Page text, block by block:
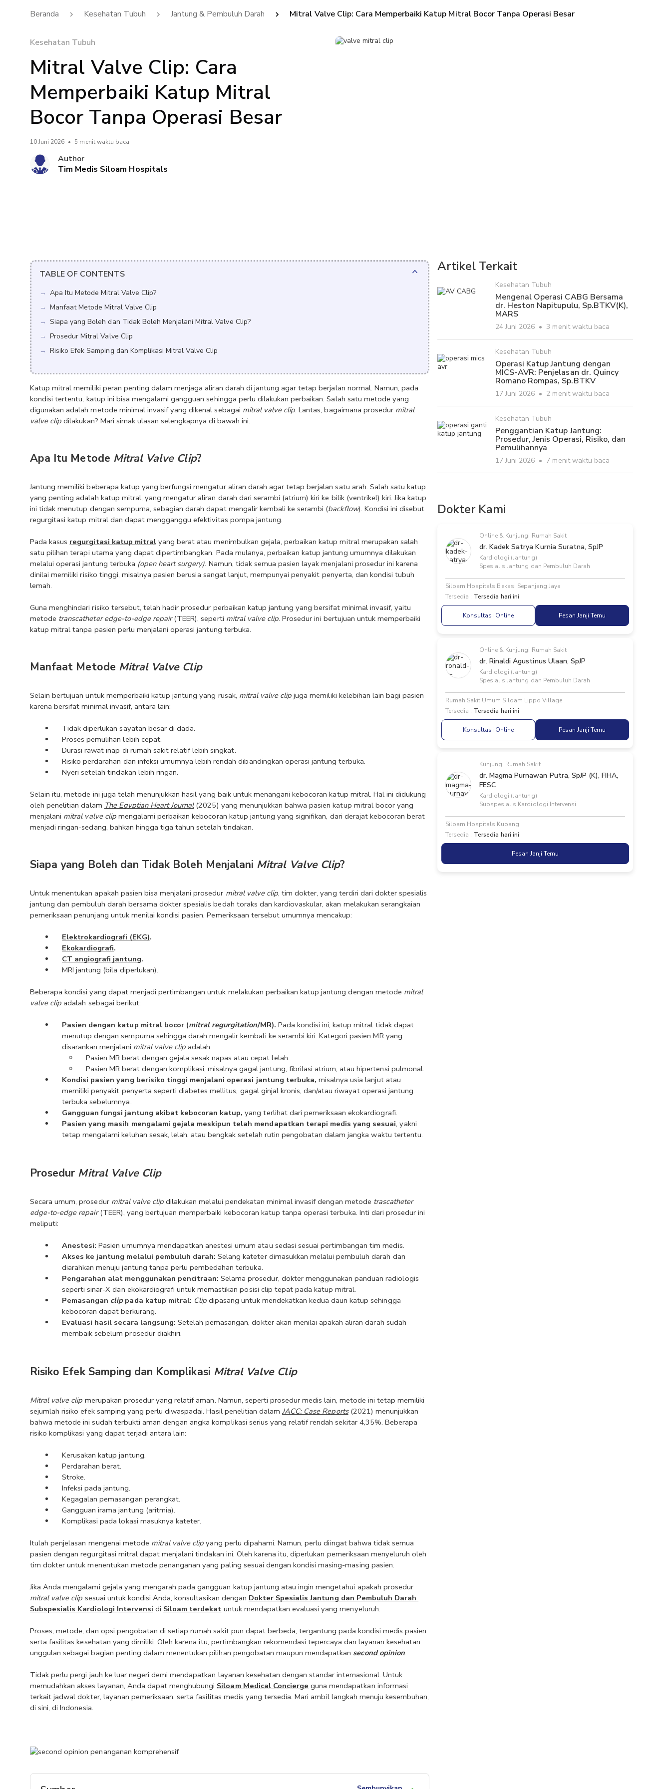
Beranda Kesehatan Tubuh Jantung & Pembuluh Darah Mitral Valve Clip: Cara Memperbaiki Katup Mitral Bocor Tanpa Operasi Besar
Kesehatan Tubuh
Mitral Valve Clip: Cara
Memperbaiki Katup Mitral
Bocor Tanpa Operasi Besar
10 Juni 2026 • 5 menit waktu baca
Author
Tim Medis Siloam Hospitals
TABLE OF CONTENTS
Apa Itu Metode Mitral Valve Clip?
Manfaat Metode Mitral Valve Clip
Siapa yang Boleh dan Tidak Boleh Menjalani Mitral Valve Clip?
Prosedur Mitral Valve Clip
Risiko Efek Samping dan Komplikasi Mitral Valve Clip
Katup mitral memiliki peran penting dalam menjaga aliran darah di jantung agar tetap berjalan normal. Namun, pada
kondisi tertentu, katup ini bisa mengalami gangguan sehingga perlu dilakukan perbaikan. Salah satu metode yang
digunakan adalah metode minimal invasif yang dikenal sebagai mitral valve clip. Lantas, bagaimana prosedur mitral
valve clip dilakukan? Mari simak ulasan selengkapnya di bawah ini.
Apa Itu Metode Mitral Valve Clip?
Jantung memiliki beberapa katup yang berfungsi mengatur aliran darah agar tetap berjalan satu arah. Salah satu katup
yang penting adalah katup mitral, yang mengatur aliran darah dari serambi (atrium) kiri ke bilik (ventrikel) kiri. Jika katup
ini tidak menutup dengan sempurna, sebagian darah dapat mengalir kembali ke serambi (backflow). Kondisi ini disebut
regurgitasi katup mitral dan dapat mengganggu efektivitas pompa jantung.
Pada kasus regurgitasi katup mitral yang berat atau menimbulkan gejala, perbaikan katup mitral merupakan salah
satu pilihan terapi utama yang dapat dipertimbangkan. Pada mulanya, perbaikan katup jantung umumnya dilakukan
melalui operasi jantung terbuka (open heart surgery). Namun, tidak semua pasien layak menjalani prosedur ini karena
dinilai memiliki risiko tinggi, misalnya pasien berusia sangat lanjut, mempunyai penyakit penyerta, dan kondisi tubuh
lemah.
Guna menghindari risiko tersebut, telah hadir prosedur perbaikan katup jantung yang bersifat minimal invasif, yaitu
metode transcatheter edge-to-edge repair (TEER), seperti mitral valve clip. Prosedur ini bertujuan untuk memperbaiki
katup mitral tanpa pasien perlu menjalani operasi jantung terbuka.
Manfaat Metode Mitral Valve Clip
Selain bertujuan untuk memperbaiki katup jantung yang rusak, mitral valve clip juga memiliki kelebihan lain bagi pasien
karena bersifat minimal invasif, antara lain:
Tidak diperlukan sayatan besar di dada.
Proses pemulihan lebih cepat.
Durasi rawat inap di rumah sakit relatif lebih singkat.
Risiko perdarahan dan infeksi umumnya lebih rendah dibandingkan operasi jantung terbuka.
Nyeri setelah tindakan lebih ringan.
Selain itu, metode ini juga telah menunjukkan hasil yang baik untuk menangani kebocoran katup mitral. Hal ini didukung
oleh penelitian dalam The Egyptian Heart Journal (2025) yang menunjukkan bahwa pasien katup mitral bocor yang
menjalani mitral valve clip mengalami perbaikan kebocoran katup jantung yang signifikan, dari derajat kebocoran berat
menjadi ringan-sedang, bahkan hingga tiga tahun setelah tindakan.
Siapa yang Boleh dan Tidak Boleh Menjalani Mitral Valve Clip?
Untuk menentukan apakah pasien bisa menjalani prosedur mitral valve clip, tim dokter, yang terdiri dari dokter spesialis
jantung dan pembuluh darah bersama dokter spesialis bedah toraks dan kardiovaskular, akan melakukan serangkaian
pemeriksaan penunjang untuk menilai kondisi pasien. Pemeriksaan tersebut umumnya mencakup:
Elektrokardiografi (EKG).
Ekokardiografi.
CT angiografi jantung.
MRI jantung (bila diperlukan).
Beberapa kondisi yang dapat menjadi pertimbangan untuk melakukan perbaikan katup jantung dengan metode mitral
valve clip adalah sebagai berikut:
Pasien dengan katup mitral bocor (mitral regurgitation/MR). Pada kondisi ini, katup mitral tidak dapat
menutup dengan sempurna sehingga darah mengalir kembali ke serambi kiri. Kategori pasien MR yang
disarankan menjalani mitral valve clip adalah:
Pasien MR berat dengan gejala sesak napas atau cepat lelah.
Pasien MR berat dengan komplikasi, misalnya gagal jantung, fibrilasi atrium, atau hipertensi pulmonal.
Kondisi pasien yang berisiko tinggi menjalani operasi jantung terbuka, misalnya usia lanjut atau
memiliki penyakit penyerta seperti diabetes mellitus, gagal ginjal kronis, dan/atau riwayat operasi jantung
terbuka sebelumnya.
Gangguan fungsi jantung akibat kebocoran katup, yang terlihat dari pemeriksaan ekokardiografi.
Pasien yang masih mengalami gejala meskipun telah mendapatkan terapi medis yang sesuai, yakni
tetap mengalami keluhan sesak, lelah, atau bengkak setelah rutin pengobatan dalam jangka waktu tertentu.
Prosedur Mitral Valve Clip
Secara umum, prosedur mitral valve clip dilakukan melalui pendekatan minimal invasif dengan metode trascatheter
edge-to-edge repair (TEER), yang bertujuan memperbaiki kebocoran katup tanpa operasi terbuka. Inti dari prosedur ini
meliputi:
Anestesi: Pasien umumnya mendapatkan anestesi umum atau sedasi sesuai pertimbangan tim medis.
Akses ke jantung melalui pembuluh darah: Selang kateter dimasukkan melalui pembuluh darah dan
diarahkan menuju jantung tanpa perlu pembedahan terbuka.
Pengarahan alat menggunakan pencitraan: Selama prosedur, dokter menggunakan panduan radiologis
seperti sinar-X dan ekokardiografi untuk memastikan posisi clip tepat pada katup mitral.
Pemasangan clip pada katup mitral: Clip dipasang untuk mendekatkan kedua daun katup sehingga
kebocoran dapat berkurang.
Evaluasi hasil secara langsung: Setelah pemasangan, dokter akan menilai apakah aliran darah sudah
membaik sebelum prosedur diakhiri.
Risiko Efek Samping dan Komplikasi Mitral Valve Clip
Mitral valve clip merupakan prosedur yang relatif aman. Namun, seperti prosedur medis lain, metode ini tetap memiliki
sejumlah risiko efek samping yang perlu diwaspadai. Hasil penelitian dalam JACC: Case Reports (2021) menunjukkan
bahwa metode ini sudah terbukti aman dengan angka komplikasi serius yang relatif rendah sekitar 4,35%. Beberapa
risiko komplikasi yang dapat terjadi antara lain:
Kerusakan katup jantung.
Perdarahan berat.
Stroke.
Infeksi pada jantung.
Kegagalan pemasangan perangkat.
Gangguan irama jantung (aritmia).
Komplikasi pada lokasi masuknya kateter.
Itulah penjelasan mengenai metode mitral valve clip yang perlu dipahami. Namun, perlu diingat bahwa tidak semua
pasien dengan regurgitasi mitral dapat menjalani tindakan ini. Oleh karena itu, diperlukan pemeriksaan menyeluruh oleh
tim dokter untuk menentukan metode penanganan yang paling sesuai dengan kondisi masing-masing pasien.
Jika Anda mengalami gejala yang mengarah pada gangguan katup jantung atau ingin mengetahui apakah prosedur
mitral valve clip sesuai untuk kondisi Anda, konsultasikan dengan Dokter Spesialis Jantung dan Pembuluh Darah
Subspesialis Kardiologi Intervensi di Siloam terdekat untuk mendapatkan evaluasi yang menyeluruh.
Proses, metode, dan opsi pengobatan di setiap rumah sakit pun dapat berbeda, tergantung pada kondisi medis pasien
serta fasilitas kesehatan yang dimiliki. Oleh karena itu, pertimbangkan rekomendasi tepercaya dan layanan kesehatan
unggulan sebagai bagian penting dalam menentukan pilihan pengobatan maupun mendapatkan second opinion.
Tidak perlu pergi jauh ke luar negeri demi mendapatkan layanan kesehatan dengan standar internasional. Untuk
memudahkan akses layanan, Anda dapat menghubungi Siloam Medical Concierge guna mendapatkan informasi
terkait jadwal dokter, layanan pemeriksaan, serta fasilitas medis yang tersedia. Mari ambil langkah menuju kesembuhan,
di sini, di Indonesia.
Artikel Terkait
Kesehatan Tubuh
Mengenal Operasi CABG Bersama
dr. Heston Napitupulu, Sp.BTKV(K),
MARS
24 Juni 2026 • 3 menit waktu baca
Kesehatan Tubuh
Operasi Katup Jantung dengan
MICS-AVR: Penjelasan dr. Quincy
Romano Rompas, Sp.BTKV
17 Juni 2026 • 2 menit waktu baca
Kesehatan Tubuh
Penggantian Katup Jantung:
Prosedur, Jenis Operasi, Risiko, dan
Pemulihannya
17 Juni 2026 • 7 menit waktu baca
Dokter Kami
Online & Kunjungi Rumah Sakit
dr. Kadek Satrya Kurnia Suratna, SpJP
Kardiologi (Jantung)
Spesialis Jantung dan Pembuluh Darah
Siloam Hospitals Bekasi Sepanjang Jaya
Tersedia : Tersedia hari ini
Konsultasi Online Pesan Janji Temu
Online & Kunjungi Rumah Sakit
dr. Rinaldi Agustinus Ulaan, SpJP
Kardiologi (Jantung)
Spesialis Jantung dan Pembuluh Darah
Rumah Sakit Umum Siloam Lippo Village
Tersedia : Tersedia hari ini
Konsultasi Online Pesan Janji Temu
Kunjungi Rumah Sakit
dr. Magma Purnawan Putra, SpJP (K), FIHA,
FESC
Kardiologi (Jantung)
Subspesialis Kardiologi Intervensi
Siloam Hospitals Kupang
Tersedia : Tersedia hari ini
Pesan Janji Temu